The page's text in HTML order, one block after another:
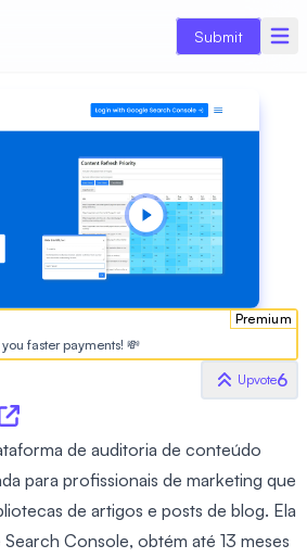
Submit
Premium
faster payments! 💸
Upvote6
de auditoria de conteúdo
para profissionais de marketing que
de artigos e posts de blog. Ela
Console, obtém até 13 meses